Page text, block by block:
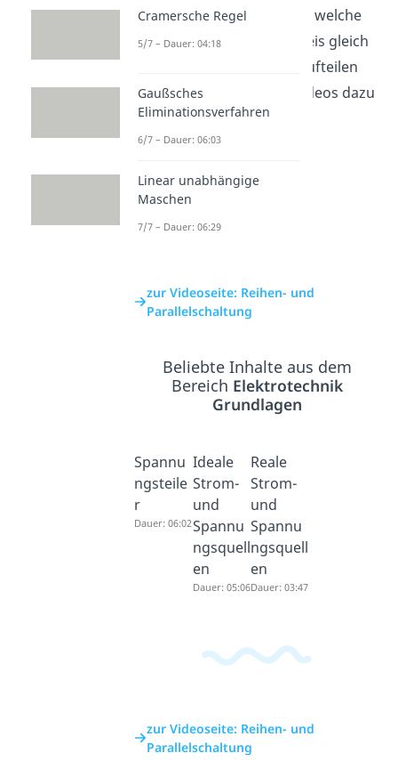
richtig an. So erkennst du, welche
Größen in einem Stromkreis gleich
bleiben und welche sich aufteilen
oder addieren. Weitere Videos dazu
findest du in unserem
Elektrotechnikbereich
zur Videoseite: Reihen- und
Parallelschaltung
Beliebte Inhalte aus dem
Bereich Elektrotechnik
Grundlagen
Spannu
ngsteile
r
Dauer: 06:02
Ideale
Strom-
und
Spannu
ngsquell
en
Dauer: 05:06
Reale
Strom-
und
Spannu
ngsquell
en
Dauer: 03:47
zur Videoseite: Reihen- und
Parallelschaltung
Cramersche Regel
5/7 – Dauer: 04:18
Gaußsches
Eliminationsverfahren
6/7 – Dauer: 06:03
Linear unabhängige
Maschen
7/7 – Dauer: 06:29